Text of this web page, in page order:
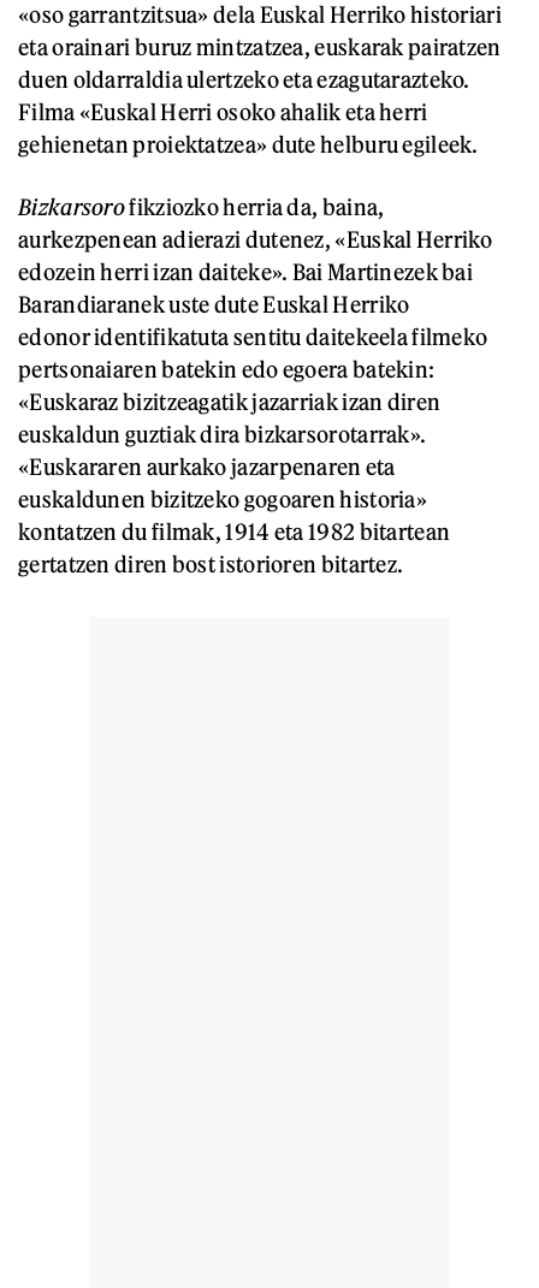
«oso garrantzitsua» dela Euskal Herriko historiari
eta orainari buruz mintzatzea, euskarak pairatzen
duen oldarraldia ulertzeko eta ezagutarazteko.
Filma «Euskal Herri osoko ahalik eta herri
gehienetan proiektatzea» dute helburu egileek.
Bizkarsorofikziozko herria da, baina,
aurkezpenean adierazi dutenez, «Euskal Herriko
edozein herri izan daiteke». Bai Martinezek bai
Barandiaranek uste dute Euskal Herriko
edonor identifikatuta sentitu daitekeela filmeko
pertsonaiaren batekin edo egoera batekin:
«Euskaraz bizitzeagatik jazarriak izan diren
euskaldun guztiak dira bizkarsorotarrak».
«Euskararen aurkako jazarpenaren eta
euskaldunen bizitzeko gogoaren historia»
kontatzen du filmak, 1914 eta 1982 bitartean
gertatzen diren bost istorioren bitartez.